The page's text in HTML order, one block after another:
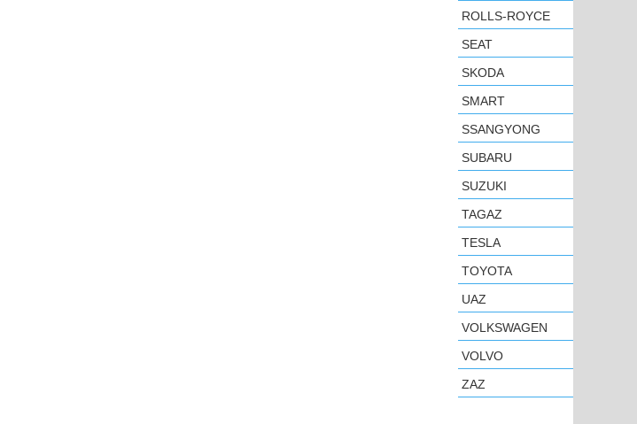
ROLLS-ROYCE
SEAT
SKODA
SMART
SSANGYONG
SUBARU
SUZUKI
TAGAZ
TESLA
TOYOTA
UAZ
VOLKSWAGEN
VOLVO
ZAZ